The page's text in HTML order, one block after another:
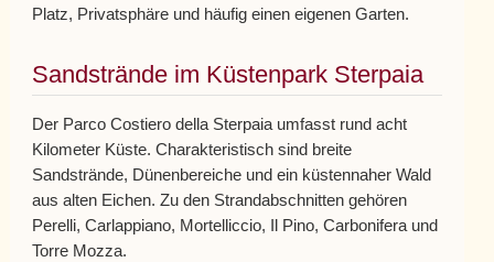
Platz, Privatsphäre und häufig einen eigenen Garten.
Sandstrände im Küstenpark Sterpaia
Der Parco Costiero della Sterpaia umfasst rund acht
Kilometer Küste. Charakteristisch sind breite
Sandstrände, Dünenbereiche und ein küstennaher Wald
aus alten Eichen. Zu den Strandabschnitten gehören
Perelli, Carlappiano, Mortelliccio, Il Pino, Carbonifera und
Torre Mozza.